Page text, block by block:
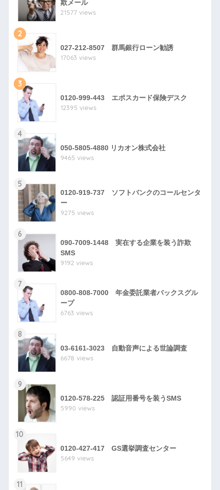
欺メール
21577 views
2
027-212-8507 群馬銀行ローン勧誘
17063 views
3
0120-999-443 エポスカード保険デスク
12395 views
4
050-5805-4880 リカオン株式会社
9465 views
5
0120-919-737 ソフトバンクのコールセンタ
ー
9275 views
6
090-7009-1448 実在する企業を装う詐欺
SMS
9192 views
7
0800-808-7000 年金委託業者バックスグル
ープ
6763 views
8
03-6161-3023 自動音声による世論調査
6678 views
9
0120-578-225 認証用番号を装うSMS
5990 views
10
0120-427-417 GS選挙調査センター
5649 views
11